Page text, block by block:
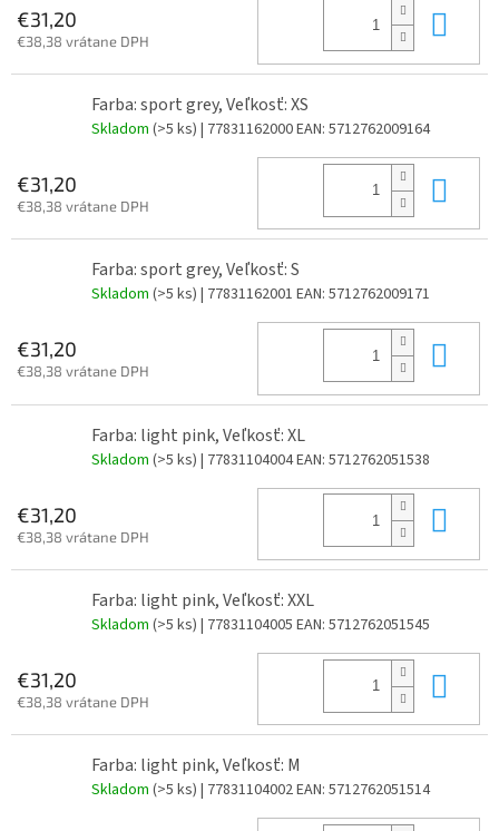
€31,20
€38,38 vrátane DPH
Farba: sport grey, Veľkosť: XS
Skladom (>5 ks) | 77831162000EAN: 5712762009164
€31,20
€38,38 vrátane DPH
Farba: sport grey, Veľkosť: S
Skladom (>5 ks) | 77831162001 EAN: 5712762009171
€31,20
€38,38 vrátane DPH
Farba: light pink, Veľkosť: XL
Skladom (>5 ks) | 77831104004EAN: 5712762051538
€31,20
€38,38 vrátane DPH
Farba: light pink, Veľkosť: XXL
Skladom (>5 ks) | 77831104005 EAN: 5712762051545
€31,20
€38,38 vrátane DPH
Farba: light pink, Veľkosť: M
Skladom (>5 ks) | 77831104002EAN: 5712762051514